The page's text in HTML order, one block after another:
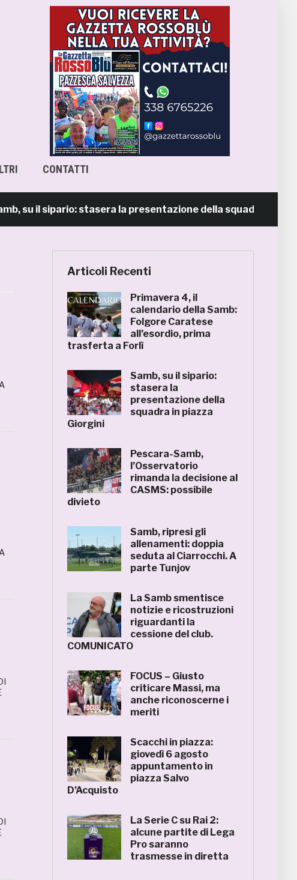
CONTATTI
il sipario: stasera la presentazione della squadra in piazza
Articoli Recenti
Primavera 4, il
calendario della Samb:
Folgore Caratese
all’esordio, prima
trasferta a Forlì
Samb, su il sipario:
stasera la
presentazione della
squadra in piazza
Giorgini
Pescara-Samb,
l’Osservatorio
rimanda la decisione al
CASMS: possibile
divieto
Samb, ripresi gli
allenamenti: doppia
seduta al Ciarrocchi. A
parte Tunjov
La Samb smentisce
notizie e ricostruzioni
riguardanti la
cessione del club.
COMUNICATO
FOCUS – Giusto
criticare Massi, ma
anche riconoscerne i
meriti
Scacchi in piazza:
giovedì 6 agosto
appuntamento in
piazza Salvo
D’Acquisto
La Serie C su Rai 2:
alcune partite di Lega
Pro saranno
trasmesse in diretta